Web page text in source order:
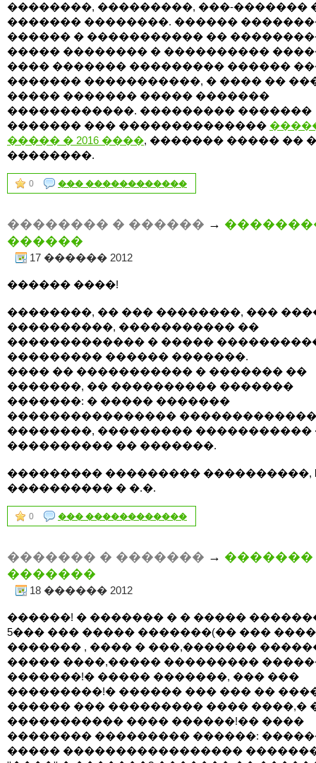
��������, ���������, ���-�������
������� ��������. ������
������ � ����������� ��
����� �������� � ����������
���� ������� ��������� ������
������� �����������, � ���� ��
����� ������� ����� �������
������������. ��������� �������
������� ��� ��������������
����� � 2016 ����, ������� ����� ��
��������.
0 ��� ������������
�������� � ������ →
������
17 ������ 2012
������ ����!
��������, �� ��� ��������, ���
����������, ����������� ��
������������� � �����
��������� ������ �������.
���� �� ����������� � ������� ��
�������, �� ���������� �������
�������: � ����� �������
����������������
��������, ��������� �����������
���������� �� �������.
��������� ��������� ����������,
���������� � �.�.
0 ��� ������������
������� � ������� → �������
�������
18 ������ 2012
������! � ������� � � �����
5��� ��� ����� �������(�� ���
������� , ���� � ���,�������
����� ����,����� ���������
�������!� ����� �������, ��� ���
���������!� ������ ��� ��� ��
������ ��� ��������� ���� ����,�
����������� ���� ������!�� ����
�������� ��������� ������:
����� �����������������